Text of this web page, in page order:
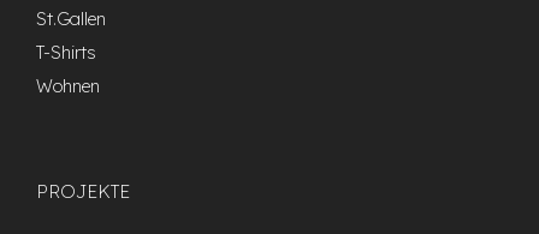
St.Gallen
T-Shirts
Wohnen
PROJEKTE